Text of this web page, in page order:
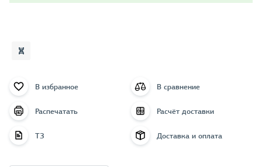
В избранное В сравнение
Распечатать Расчёт доставки
ТЗ Доставка и оплата